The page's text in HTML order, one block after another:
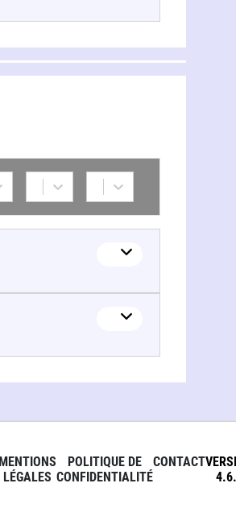
MENTIONS
LÉGALES
POLITIQUE DE
CONFIDENTIALITÉ
CONTACT